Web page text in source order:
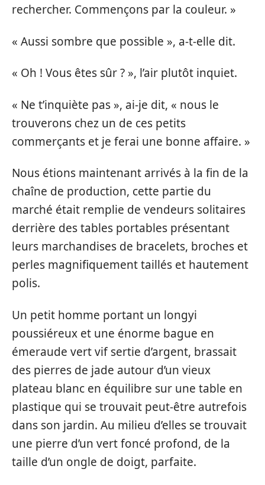
rechercher. Commençons par la couleur. »
« Aussi sombre que possible », a-t-elle dit.
« Oh ! Vous êtes sûr ? », l’air plutôt inquiet.
« Ne t’inquiète pas », ai-je dit, « nous le
trouverons chez un de ces petits
commerçants et je ferai une bonne affaire. »
Nous étions maintenant arrivés à la fin de la
chaîne de production, cette partie du
marché était remplie de vendeurs solitaires
derrière des tables portables présentant
leurs marchandises de bracelets, broches et
perles magnifiquement taillés et hautement
polis.
Un petit homme portant un longyi
poussiéreux et une énorme bague en
émeraude vert vif sertie d’argent, brassait
des pierres de jade autour d’un vieux
plateau blanc en équilibre sur une table en
plastique qui se trouvait peut-être autrefois
dans son jardin. Au milieu d’elles se trouvait
une pierre d’un vert foncé profond, de la
taille d’un ongle de doigt, parfaite.